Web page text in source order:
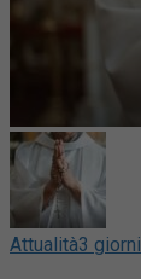
Attualità3